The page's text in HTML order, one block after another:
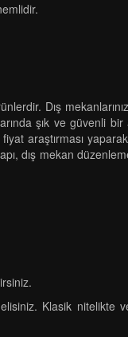
Dış
şık ve güvenli
araştırması
dış mekan
Klasik nitelikte